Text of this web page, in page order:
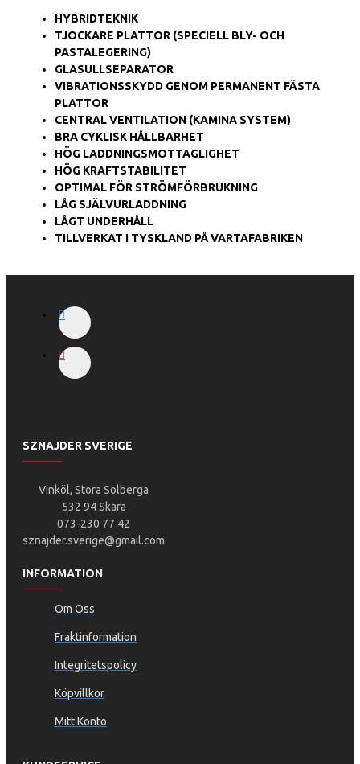
HYBRIDTEKNIK
TJOCKARE PLATTOR (SPECIELL BLY- OCH
PASTALEGERING)
GLASULLSEPARATOR
VIBRATIONSSKYDD GENOM PERMANENT FÄSTA
PLATTOR
CENTRAL VENTILATION (KAMINA SYSTEM)
BRA CYKLISK HÅLLBARHET
HÖG LADDNINGSMOTTAGLIGHET
HÖG KRAFTSTABILITET
OPTIMAL FÖR STRÖMFÖRBRUKNING
LÅG SJÄLVURLADDNING
LÅGT UNDERHÅLL
TILLVERKAT I TYSKLAND PÅ VARTAFABRIKEN
SZNAJDER SVERIGE
Vinköl, Stora Solberga
532 94 Skara
073-230 77 42
sznajder.sverige@gmail.com
INFORMATION
Om Oss
Fraktinformation
Integritetspolicy
Köpvillkor
Mitt Konto